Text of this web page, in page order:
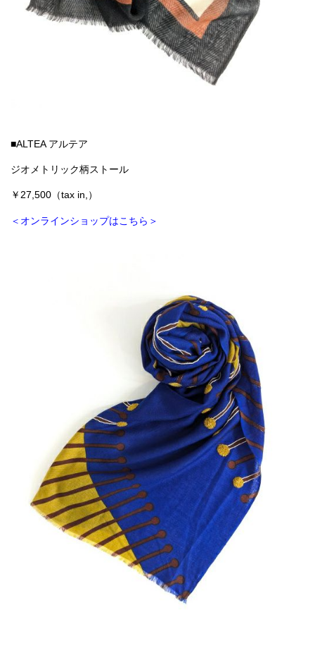
■ALTEA アルテア
ジオメトリック柄ストール
￥27,500（tax in,）
＜オンラインショップはこちら＞